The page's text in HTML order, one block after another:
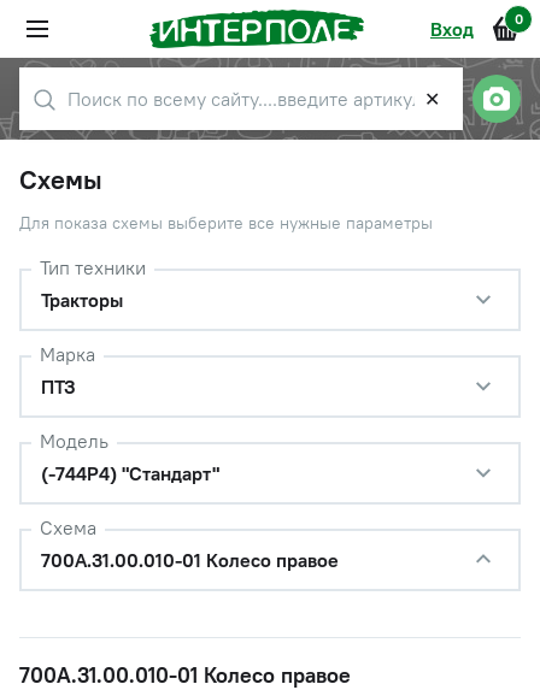
Вход 0
✕
Схемы
Для показа схемы выберите все нужные параметры
Тип техники
Тракторы
Марка
ПТЗ
Модель
(-744Р4) "Стандарт"
Схема
700А.31.00.010-01 Колесо правое
700А.31.00.010-01 Колесо правое